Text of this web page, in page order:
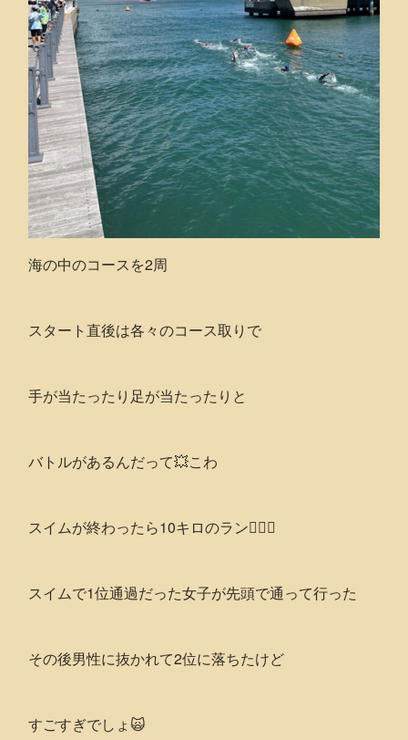
海の中のコースを2周
スタート直後は各々のコース取りで
手が当たったり足が当たったりと
バトルがあるんだって💥こわ
スイムが終わったら10キロのラン🏃🏻‍♂️
スイムで1位通過だった女子が先頭で通って行った
その後男性に抜かれて2位に落ちたけど
すごすぎでしょ🙀